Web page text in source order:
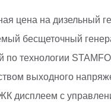
цена на дизельный
бесщеточный
по технологии
выходного
дисплеем с